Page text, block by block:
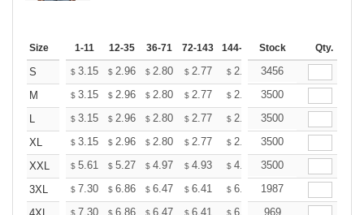
Size 1-11 12-35 36-71 72-143 144-287 288 + More
Stock Qty.
S $ 3.15 $ 2.96 $ 2.80 $ 2.77 $ 2.72 $2.70
3456
M
$ 3.15 $ 2.96 $ 2.80 $ 2.77 $ 2.72 $2.70
3500
L
$ 3.15 $ 2.96 $ 2.80 $ 2.77 $ 2.72 $2.70
3500
XL
$ 3.15 $ 2.96 $ 2.80 $ 2.77 $ 2.72 $2.70
3500
XXL
$ 5.61 $ 5.27 $ 4.97 $ 4.93 $ 4.85 $4.80
3500
3XL
$ 7.30 $ 6.86 $ 6.47 $ 6.41 $ 6.30 $6.25
1987
$ 7.30 $ 6.86 $ 6.47 $ 6.41 $ 6.30 $6.25
969